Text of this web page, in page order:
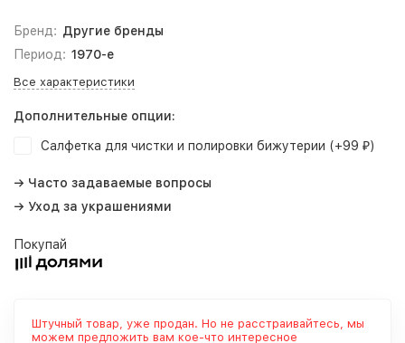
Бренд: Другие бренды
Период: 1970-е
Все характеристики
Дополнительные опции:
Салфетка для чистки и полировки бижутерии (+99 ₽)
→ Часто задаваемые вопросы
→ Уход за украшениями
Покупай
Штучный товар, уже продан. Но не расстраивайтесь, мы
можем предложить вам кое-что интересное